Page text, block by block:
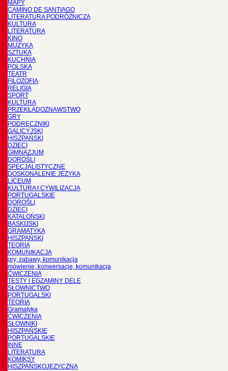
MAPY
CAMINO DE SANTIAGO
LITERATURA PODRÓŻNICZA
KULTURA
LITERATURA
KINO
MUZYKA
SZTUKA
KUCHNIA
POLSKA
TEATR
FILOZOFIA
RELIGIA
SPORT
KULTURA
PRZEKŁADOZNAWSTWO
GRY
PODRĘCZNIKI
GALICYJSKI
HISZPAŃSKI
DZIECI
GIMNAZJUM
DOROŚLI
SPECJALISTYCZNE
DOSKONALENIE JĘZYKA
LICEUM
KULTURA I CYWILIZACJA
PORTUGALSKIE
DOROŚLI
DZIECI
KATALOŃSKI
BASKIJSKI
GRAMATYKA
HISZPAŃSKI
TEORIA
KOMUNIKACJA
gry, zabawy, komunikacja
mówienie, konwersacje, komunikacja
ĆWICZENIA
TESTY I EGZAMINY DELE
SŁOWNICTWO
PORTUGALSKI
TEORIA
Gramatyka
ĆWICZENIA
SŁOWNIKI
HISZPAŃSKIE
PORTUGALSKIE
INNE
LITERATURA
KOMIKSY
HISZPAŃSKOJĘZYCZNA